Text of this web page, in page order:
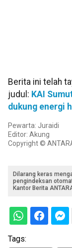
Berita ini telah
judul: KAI
dukung energi
Pewarta: Juraidi
Editor: Akung
Copyright ©
Dilarang keras
pengindeksan
Kantor Berita
Tags: